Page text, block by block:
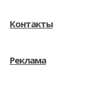
Контакты
Реклама